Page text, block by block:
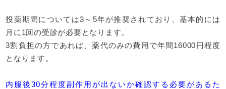
投薬期間については3～5年が推奨されており、基本的には
月に1回の受診が必要となります。
3割負担の方であれば、薬代のみの費用で年間16000円程度
となります。
内服後30分程度副作用が出ないか確認する必要があるた